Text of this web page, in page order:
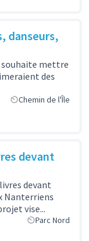
danseurs,
souhaite mettre
des
Chemin de l'Île
devant
devant
Nanterriens
vise...
Parc Nord